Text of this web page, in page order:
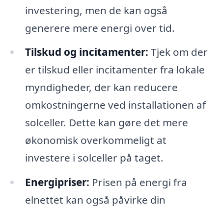
investering, men de kan også
generere mere energi over tid.
Tilskud og incitamenter: Tjek om der
er tilskud eller incitamenter fra lokale
myndigheder, der kan reducere
omkostningerne ved installationen af
solceller. Dette kan gøre det mere
økonomisk overkommeligt at
investere i solceller på taget.
Energipriser: Prisen på energi fra
elnettet kan også påvirke din